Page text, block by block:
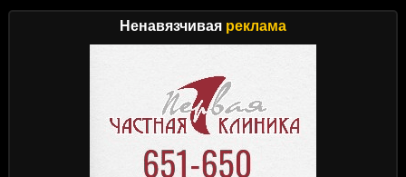
Ненавязчивая реклама